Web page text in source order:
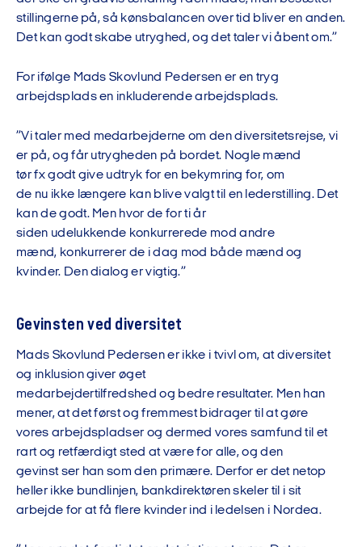
stillingerne på, så kønsbalancen over tid bliver en anden.
Det kan godt skabe utryghed, og det taler vi åbent om.”
For ifølge Mads Skovlund Pedersen er en tryg
arbejdsplads en inkluderende arbejdsplads.
”Vitalermed medarbejderne om den diversitetsrejse, vi
er på,og får utrygheden på bordet. Nogle mænd
tørfxgodt give udtryk for en bekymring for, om
de nu ikke længere kan blive valgt til en lederstilling. Det
kan de godt. Men hvor de for ti år
siden udelukkende konkurrerede mod andre
mænd, konkurrerer de i dag mod både mænd og
kvinder. Den dialog er vigtig.”
Gevinsten ved diversitet
Mads Skovlund Pedersen er ikke i tvivl om, at diversitet
og inklusiongiver øget
medarbejdertilfredshed og bedre resultater. Men han
mener, at detførst og fremmest bidrager til at gøre
vores arbejdspladser og dermed vores samfund til et
rartog retfærdigtsted at være for alle, og den
gevinstser hansom den primære. Derfor er det netop
heller ikke bundlinjen, bankdirektøren skeler til i sit
arbejde for at få flere kvinder ind i ledelsen i Nordea.